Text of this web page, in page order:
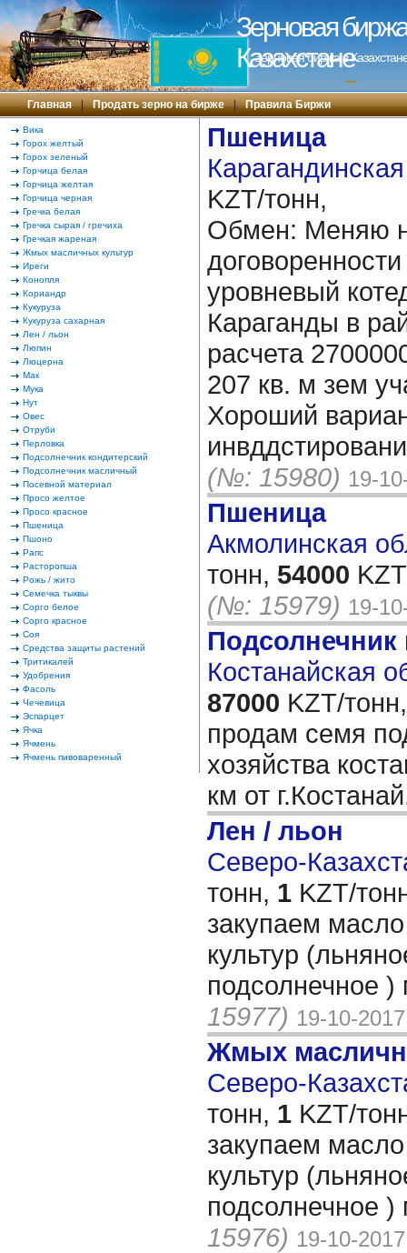
Зерновая
Казахстане
Зерновая биржа в
---
Главная | Продать зерно на бирже | Правила Биржи
Вика
Горох желтый
Горох зеленый
Горчица белая
Горчица желтая
Горчица черная
Гречка белая
Гречка сырая / гречиха
Гречкая жареная
Жмых масличных культур
Иреги
Конопля
Кориандр
Кукуруза
Кукуруза сахарная
Лен / льон
Люпин
Люцерна
Мак
Мука
Нут
Овес
Отруби
Перловка
Подсолнечник кондитерский
Подсолнечник масличный
Посевной материал
Просо желтое
Просо красное
Пшеница
Пшоно
Рапс
Расторопша
Рожь / жито
Семечка тыквы
Сорго белое
Сорго красное
Соя
Средства защиты растений
Тритикалей
Удобрения
Фасоль
Чечевица
Эспарцет
Ячка
Ячмень
Ячмень пивоваренный
Пшеница
KZT/тонн,
Обмен: Меняю
уровневый
Караганды в
расчета
207 кв. м зем
Хороший
(№: 15980) 19-
Пшеница
Акмолинская
тонн, 54000
(№: 15979) 19-
Костанайская
87000 KZT/тонн,
продам семя
хозяйства
км от
Лен / льон
Северо-
тонн, 1 KZT/
закупаем
культур
подсолнечное
15977) 19-10-2017
Жмых
Северо-
тонн, 1 KZT/
закупаем
культур
подсолнечное
15976) 19-10-2017